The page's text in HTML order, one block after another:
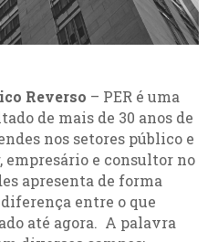
Reverso – PER é uma
de mais de 30 anos de
nos setores público e
empresário e consultor no
apresenta de forma
entre o que
até agora. A palavra